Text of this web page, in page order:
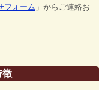
フォーム 」からご連絡お
徴